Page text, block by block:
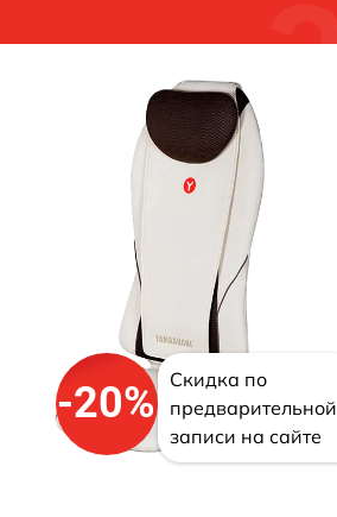
-20%
Скидка по
предварительной
записи на сайте